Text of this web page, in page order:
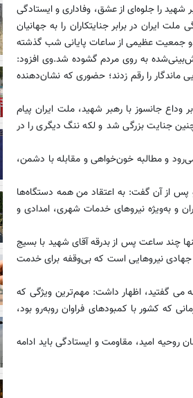
را جلوه‌ای از عشق، وفاداری و ایستادگی
ایران در برابر جنایتکاران را به جهانیان
جمعیت عظیمی از ساعات پایانی شب گذشته
به روی مردم گشوده شد.وی افزود:
ماندگار را رقم زدند؛ حضوری که نشان‌دهنده
جانسوز با رهبر شهید، ملت ایران پیام
جنایت بزرگی شد و لکه ننگ دیگری را در
و مطالبه خون‌خواهی و مقابله با دشمن،
پس از آن گفت: به اعتقاد من همه دستگاه‌ها
و به‌ویژه نیروهای خدمات شهری، امدادی و
چند ساعت پس از بدرقه آقای شهید با بسیج
جهادی نیروهایی است که بی‌وقفه برای خدمت
می گفتید، اظهار داشت: مهم‌ترین ویژگی که
که کشور با کمبودهای فراوان روبه‌رو بود،
امید، مقاومت و ایستادگی باید ادامه